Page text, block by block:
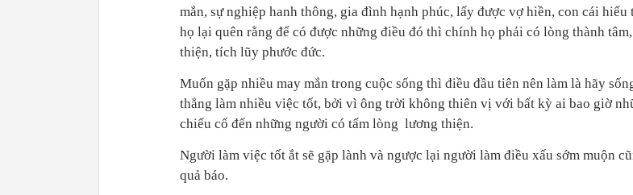
mắn, sự nghiệp hanh thông, gia đình hạnh phúc, lấy được vợ hiền, con cái hiếu
họ lại quên rằng để có được những điều đó thì chính họ phải có lòng thành
thiện, tích lũy phước đức.
Muốn gặp nhiều may mắn trong cuộc sống thì điều đầu tiên nên làm là hãy
thẳng làm nhiều việc tốt, bởi vì ông trời không thiên vị với bất kỳ ai bao giờ
chiếu cố đến những người có tấm lòng lương thiện.
Người làm việc tốt ắt sẽ gặp lành và ngược lại người làm điều xấu sớm muộn
quả báo.